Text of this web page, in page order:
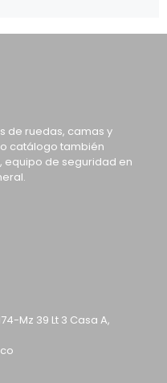
de ruedas, camas y
catálogo también
equipo de seguridad en
Mz 39 Lt 3 Casa A,